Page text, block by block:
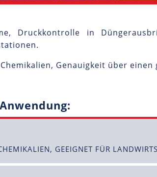
Druckkontrolle in
Genauigkeit über
GEEIGNET FÜR